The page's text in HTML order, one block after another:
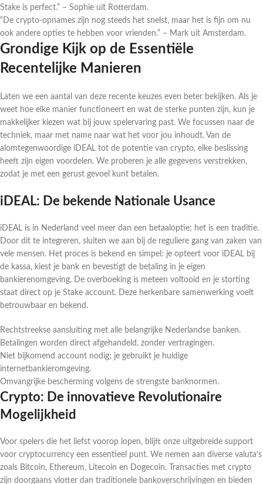
Stake is perfect.” – Sophie uit Rotterdam.
“De crypto-opnames zijn nog steeds het snelst, maar het is fijn om nu
ook andere opties te hebben voor vrienden.” – Mark uit Amsterdam.
Grondige Kijk op de Essentiële
Recentelijke Manieren
Laten we een aantal van deze recente keuzes even beter bekijken. Als je
weet hoe elke manier functioneert en wat de sterke punten zijn, kun je
makkelijker kiezen wat bij jouw spelervaring past. We focussen naar de
techniek, maar met name naar wat het voor jou inhoudt. Van de
alomtegenwoordige iDEAL tot de potentie van crypto, elke beslissing
heeft zijn eigen voordelen. We proberen je alle gegevens verstrekken,
zodat je met een gerust gevoel kunt betalen.
iDEAL: De bekende Nationale Usance
iDEAL is in Nederland veel meer dan een betaaloptie; het is een traditie.
Door dit te integreren, sluiten we aan bij de reguliere gang van zaken van
vele mensen. Het proces is bekend en simpel: je opteert voor iDEAL bij
de kassa, kiest je bank en bevestigt de betaling in je eigen
bankierenomgeving. De overboeking is meteen voltooid en je storting
staat direct op je Stake account. Deze herkenbare samenwerking voelt
betrouwbaar en bekend.
Rechtstreekse aansluiting met alle belangrijke Nederlandse banken.
Betalingen worden direct afgehandeld, zonder vertragingen.
Niet bijkomend account nodig; je gebruikt je huidige
internetbankieromgeving.
Omvangrijke bescherming volgens de strengste banknormen.
Crypto: De innovatieve Revolutionaire
Mogelijkheid
Voor spelers die het liefst voorop lopen, blijft onze uitgebreide support
voor cryptocurrency een essentieel punt. We nemen aan diverse valuta’s
zoals Bitcoin, Ethereum, Litecoin en Dogecoin. Transacties met crypto
zijn doorgaans vlotter dan traditionele bankoverschrijvingen en bieden